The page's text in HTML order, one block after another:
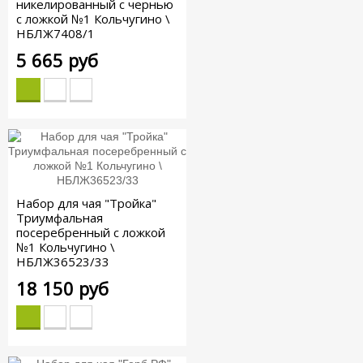
никелированный с чернью
с ложкой №1 Кольчугино \
НБЛЖ7408/1
5 665 руб
Набор для чая "Тройка"
Триумфальная
посеребренный с ложкой
№1 Кольчугино \
НБЛЖ36523/33
18 150 руб